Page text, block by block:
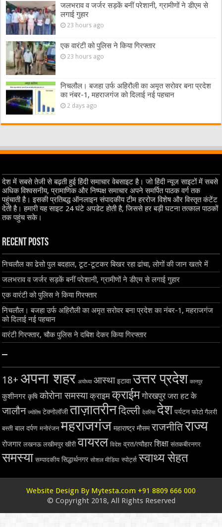
जलभराव व जर्जर सड़कें बनीं परेशानी, ग्रामीणों ने डीएम से
लगाई गुहार
23 hours ago
एक वारंटी को पुलिस ने किया गिरफ्तार
23 hours ago
निचलौल। बजहा उर्फ अहिरौली का अमृत सरोवर बना प्रदेश
का नंबर-1, महराजगंज को दिलाई नई पहचान
2 days ago
देश में सबसे तेजी से बढ़ती हुई हिंदी समाचार वेबसाइट है। जो हिंदी न्यूज साइटों में सबसे
अधिक विश्वसनीय, प्रामाणिक और निष्पक्ष समाचार अपने समर्पित पाठक वर्ग तक
पहुंचाती है। इसकी प्रतिबद्ध ऑनलाइन संपादकीय टीम हररोज विशेष और विस्तृत कंटेंट
देती है। हमारी यह साइट 24 घंटे अपडेट होती है, जिससे हर बड़ी घटना तत्काल पाठकों
तक पहुंच सके।
Recent Posts
निचलौल का ढेसो पुल बदहाल, टूट-टूटकर बिखर रहा ढांचा, लोगों की जान खतरे में
जलभराव व जर्जर सड़कें बनीं परेशानी, ग्रामीणों ने डीएम से लगाई गुहार
एक वारंटी को पुलिस ने किया गिरफ्तार
निचलौल। बजहा उर्फ अहिरौली का अमृत सरोवर बना प्रदेश का नंबर-1, महराजगंज
को दिलाई नई पहचान
वारंटी गिरफ्तार, चौक पुलिस ने दबिश देकर किया गिरफ्तार
–
18+ अपना शहर अयोध्या आस्था इटावा उत्तर प्रदेश कानपुर
कुशीनगर कृषि कोरोना समस्या क्राइम क्राईम गोरखपुर जरा हट के
जालौन ज्योतिष टेक्नोलॉजी ताज़ातरीनदिल्ली देवरिया देश पर्यटन फोटो गैलरी
बस्ती बाल दर्पण मनोरंजन महराजगंज महाराष्ट्र मौसम राजनीतिराज्य
रोजगार लखनऊ लखीमपुर खीरी वायरल विदेश व्रत/त्यौहार शिक्षा संतकबीरनगर
समस्या सम्पादकीय सिद्धार्थनगर सोशल मीडिया स्पोर्ट्स स्वाथ्य सेहत
Website Design By Mytesta.com +91 8809 666 000
© Copyright 2018, All Rights Reserved